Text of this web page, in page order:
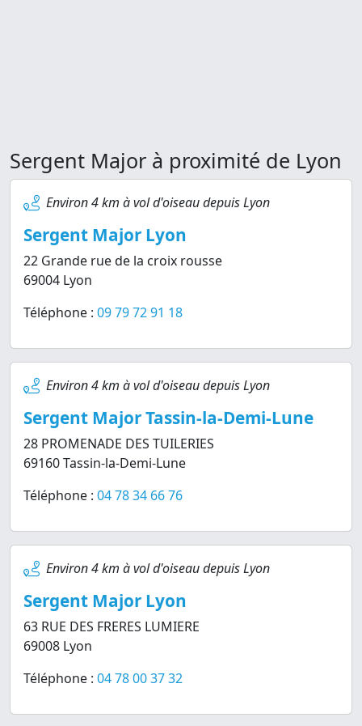
Sergent Major à proximité de Lyon
Environ 4 km à vol d'oiseau depuis Lyon
Sergent Major Lyon
22 Grande rue de la croix rousse
69004 Lyon
Téléphone : 09 79 72 91 18
Environ 4 km à vol d'oiseau depuis Lyon
Sergent Major Tassin-la-Demi-Lune
28 PROMENADE DES TUILERIES
69160 Tassin-la-Demi-Lune
Téléphone : 04 78 34 66 76
Environ 4 km à vol d'oiseau depuis Lyon
Sergent Major Lyon
63 RUE DES FRERES LUMIERE
69008 Lyon
Téléphone : 04 78 00 37 32